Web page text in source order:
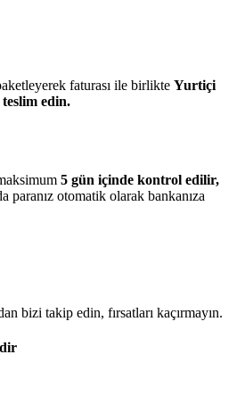
faturası ile birlikte Yurtiçi
edin.
5 gün içinde kontrol edilir,
paranız otomatik olarak bankanıza
bizi takip edin, fırsatları kaçırmayın.